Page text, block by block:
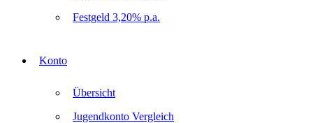
Festgeld 3,20% p.a.
Konto
Übersicht
Jugendkonto Vergleich